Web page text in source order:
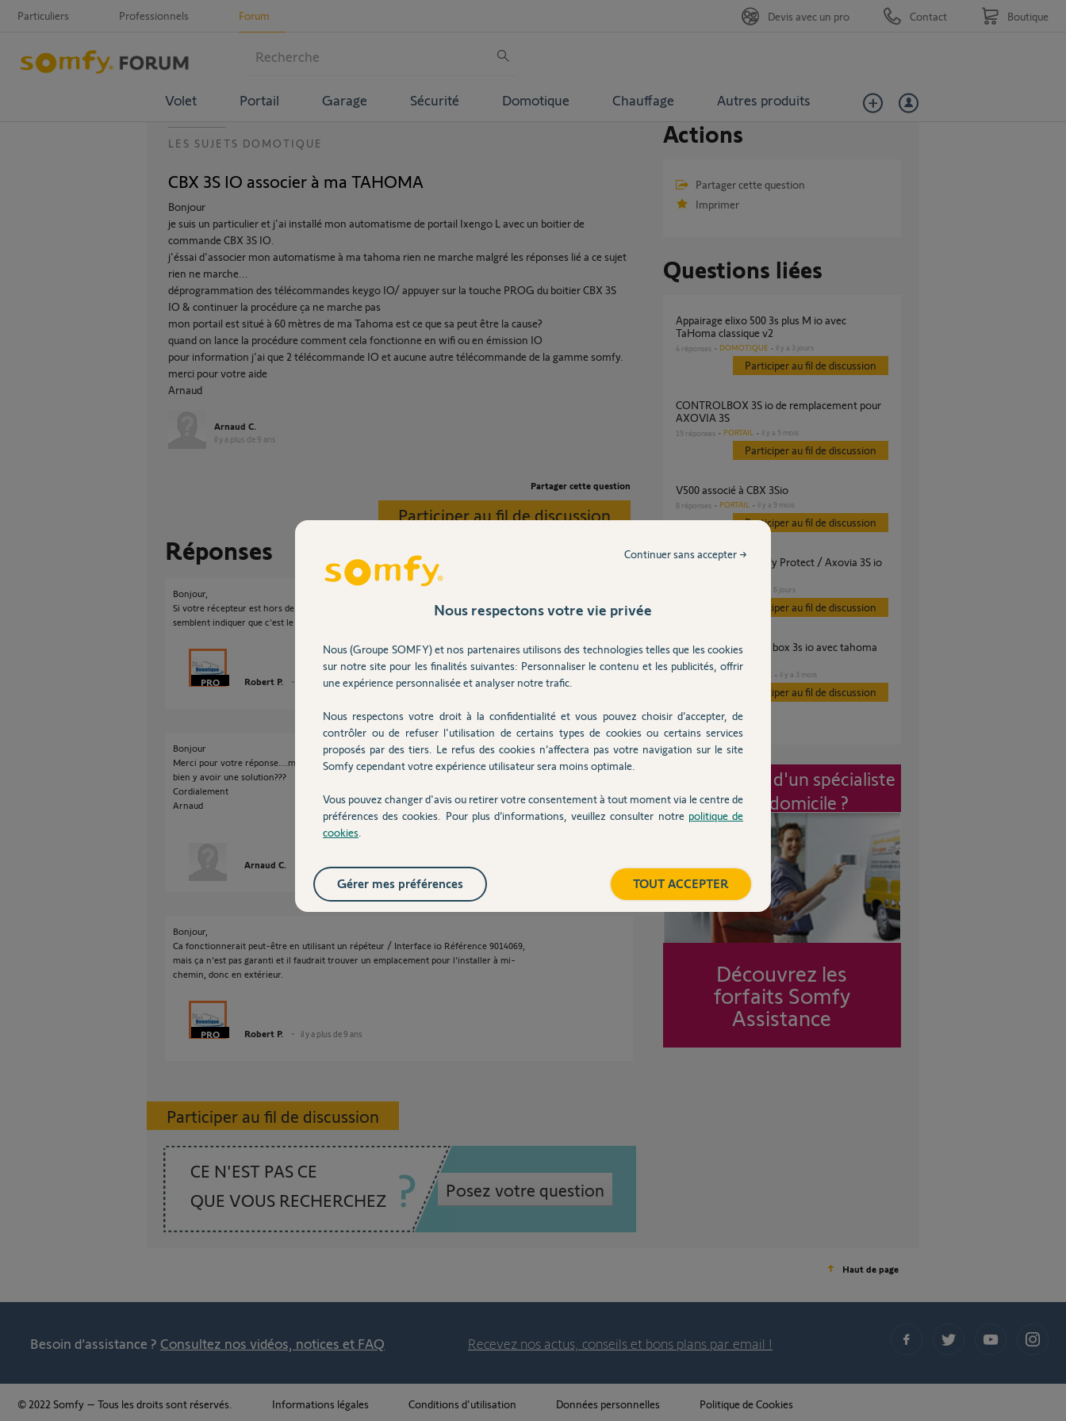
Particuliers Professionnels Forum
Volet Portail Garage Sécurité Domotique Chauffage Autres produits
Devis avec un pro Contact Boutique
LES SUJETS DOMOTIQUE
CBX 3S IO associer à ma TAHOMA
Bonjour
je suis un particulier et j'ai installé mon automatisme de portail Ixengo L avec un boitier de
commande CBX 3S IO.
j'éssai d'associer mon automatisme à ma tahoma rien ne marche malgré les réponses lié a ce sujet
rien ne marche...
déprogrammation des télécommandes keygo IO/ appuyer sur la touche PROG du boitier CBX 3S
IO & continuer la procédure ça ne marche pas
mon portail est situé à 60 mètres de ma Tahoma est ce que sa peut être la cause?
quand on lance la procédure comment cela fonctionne en wifi ou en émission IO
pour information j'ai que 2 télécommande IO et aucune autre télécommande de la gamme somfy.
merci pour votre aide
Arnaud
Arnaud C.
il y a plus de 9 ans
Partager cette question
Participer au fil de discussion
Réponses
Bonjour,
Si votre récepteur est hors de portée de TaHoma ça ne peut pas fonctionner, 60m
semblent indiquer que c'est le cas.
Robert P. il y a plus de 9 ans
Bonjour
Merci pour votre réponse....mais qu'est ce que je doit faire pour que cela fonctionne? Il doit
bien y avoir une solution???
Cordialement
Arnaud
Arnaud C. il y a plus de 9 ans
Bonjour,
Ca fonctionnerait peut-être en utilisant un répéteur / Interface io Référence 9014069,
mais ça n'est pas garanti et il faudrait trouver un emplacement pour l'installer à mi-
chemin, donc en extérieur.
Robert P. il y a plus de 9 ans
Participer au fil de discussion
CE N'EST PAS CE
QUE VOUS RECHERCHEZ
Posez votre question
Actions
Partager cette question
Imprimer
Questions liées
Appairage elixo 500 3s plus M io avec
TaHoma classique v2
4 réponses DOMOTIQUE il y a 3 jours
Participer au fil de discussion
CONTROLBOX 3S io de remplacement pour
AXOVIA 3S
19 réponses PORTAIL il y a 5 mois
Participer au fil de discussion
V500 associé à CBX 3Sio
8 réponses PORTAIL il y a 9 mois
Participer au fil de discussion
Bouton Piéton Somfy Protect / Axovia 3S io
il y a 6 jours
Participer au fil de discussion
Reappairage control box 3s io avec tahoma
v2
réponses DOMOTIQUE il y a 3 mois
Participer au fil de discussion
Intervention d'un spécialiste
à mon domicile ?
Découvrez les
forfaits Somfy
Assistance
Haut de page
Besoin d’assistance ? Consultez nos vidéos, notices et FAQ Recevez nos actus, conseils et bons plans par email !
© 2022 Somfy – Tous les droits sont réservés. Informations légales Conditions d'utilisation Données personnelles Politique de Cookies
Nous respectons votre vie privée
Nous (Groupe SOMFY) et nos partenaires utilisons des technologies telles que les cookies
sur notre site pour les finalités suivantes: Personnaliser le contenu et les publicités, offrir
une expérience personnalisée et analyser notre trafic.
Nous respectons votre droit à la confidentialité et vous pouvez choisir d’accepter, de
contrôler ou de refuser l'utilisation de certains types de cookies ou certains services
proposés par des tiers. Le refus des cookies n’affectera pas votre navigation sur le site
Somfy cependant votre expérience utilisateur sera moins optimale.
Vous pouvez changer d'avis ou retirer votre consentement à tout moment via le centre de
préférences des cookies. Pour plus d’informations, veuillez consulter notre politique de
cookies
Continuer sans accepter →
TOUT ACCEPTER
Gérer mes préférences